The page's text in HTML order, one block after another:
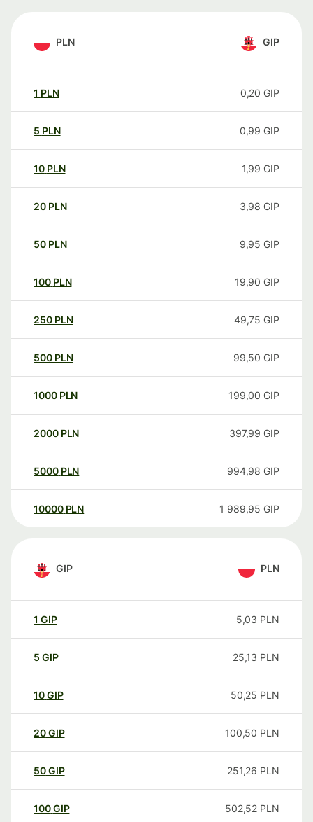
PLN GIP
1 PLN 0,20 GIP
5 PLN 0,99 GIP
10 PLN 1,99 GIP
20 PLN 3,98 GIP
50 PLN 9,95 GIP
100 PLN 19,90 GIP
250 PLN 49,75 GIP
500 PLN 99,50 GIP
1000 PLN 199,00 GIP
2000 PLN 397,99 GIP
5000 PLN 994,98 GIP
10000 PLN 1 989,95 GIP
GIP PLN
1 GIP 5,03 PLN
5 GIP 25,13 PLN
10GIP 50,25 PLN
20GIP 100,50 PLN
50GIP 251,26 PLN
100GIP 502,52 PLN